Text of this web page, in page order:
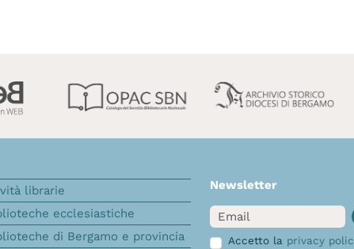
librarie
ecclesiastiche
di Bergamo e provincia
Newsletter
Email
Accetto la privacy